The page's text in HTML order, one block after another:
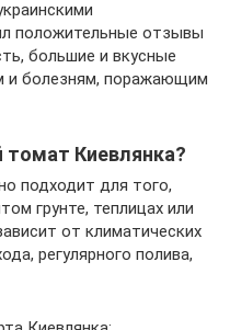
положительные отзывы
большие и вкусные
и болезням, поражающим
томат Киевлянка?
подходит для того,
грунте, теплицах или
от климатических
регулярного полива,